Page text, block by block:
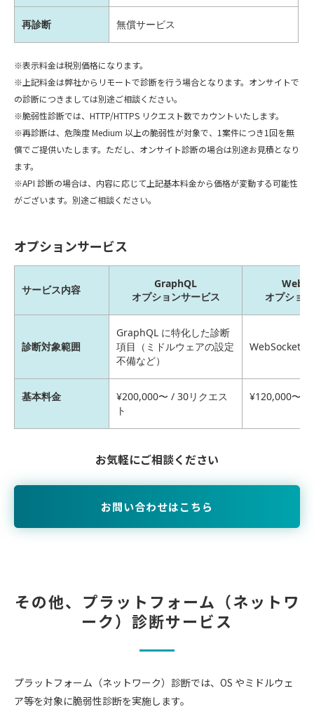
再診断 無償サービス
※表示料金は税別価格になります。
※上記料金は弊社からリモートで診断を行う場合となります。オンサイトで
の診断につきましては別途ご相談ください。
※脆弱性診断では、HTTP/HTTPS リクエスト数でカウントいたします。
※再診断は、危険度 Medium 以上の脆弱性が対象で、1案件につき1回を無
償でご提供いたします。ただし、オンサイト診断の場合は別途お見積となり
ます。
※API 診断の場合は、内容に応じて上記基本料金から価格が変動する可能性
がございます。別途ご相談ください。
オプションサービス
サービス内容
GraphQL
オプションサービス
オプショ
診断対象範囲
GraphQL に特化した診断
項目（ミドルウェアの設定
不備など）
WebSocket
基本料金
¥200,000〜 / 30リクエス
ト
¥120,000〜 /
お気軽にご相談ください
お問い合わせはこちら
その他、プラットフォーム（ネットワ
ーク）診断サービス
プラットフォーム（ネットワーク）診断では、OS やミドルウェ
ア等を対象に脆弱性診断を実施します。